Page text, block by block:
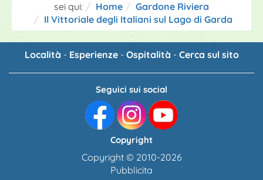
sei qui: Home
Gardone Riviera
Il Vittoriale degli Italiani sul Lago di Garda
Località - Esperienze- Ospitalità - Cerca sul sito
Seguici sui social
Copyright
Copyright © 2010-2026
Pubblicita